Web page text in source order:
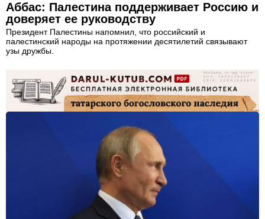
Аббас: Палестина поддерживает Россию и
доверяет ее руководству
Президент Палестины напомнил, что российский и
палестинский народы на протяжении десятилетий связывают
узы дружбы.